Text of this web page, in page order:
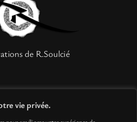
vie privée.
de R.Soulcié
légales